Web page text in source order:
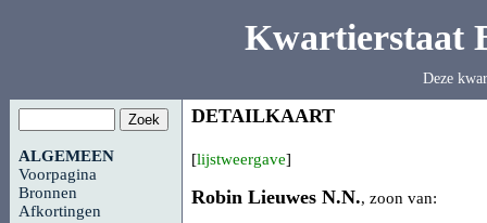
Kwartierstaat
Deze
ALGEMEEN
Voorpagina
Bronnen
Afkortingen
DETAILKAART
[lijstweergave]
Robin Lieuwes N.N., zoon van: